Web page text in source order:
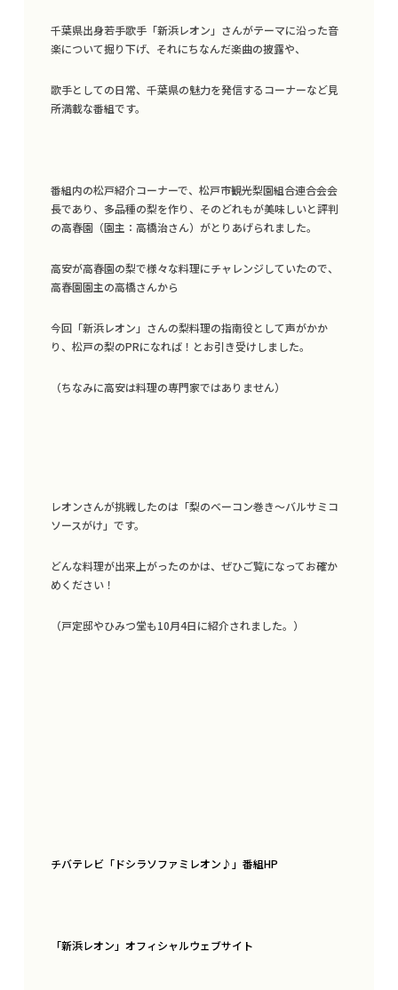
ブランディング・SDGs PR支援
千葉県出身若手歌手「新浜レオン」さんがテーマに沿った音
楽について掘り下げ、それにちなんだ楽曲の披露や、
歌手としての日常、千葉県の魅力を発信するコーナーなど見
所満載な番組です。
番組内の松戸紹介コーナーで、松戸市観光梨園組合連合会会
長であり、多品種の梨を作り、そのどれもが美味しいと評判
の高春園（園主：高橋治さん）がとりあげられました。
高安が高春園の梨で様々な料理にチャレンジしていたので、
高春園園主の高橋さんから
今回「新浜レオン」さんの梨料理の指南役として声がかか
り、松戸の梨のPRになれば！とお引き受けしました。
（ちなみに高安は料理の専門家ではありません）
レオンさんが挑戦したのは「梨のベーコン巻き〜バルサミコ
ソースがけ」です。
どんな料理が出来上がったのかは、ぜひご覧になってお確か
めください！
（戸定邸やひみつ堂も10月4日に紹介されました。）
チバテレビ「ドシラソファミレオン♪」番組HP
「新浜レオン」オフィシャルウェブサイト